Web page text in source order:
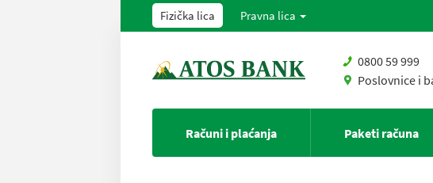
Fizička lica Pravna lica
0800 59 999
Poslovnice i
Računi i plaćanja Paketi računa